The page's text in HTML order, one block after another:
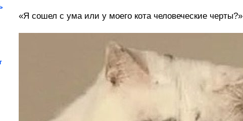
и
«Я сошел с ума или у моего кота человеческие черты?»